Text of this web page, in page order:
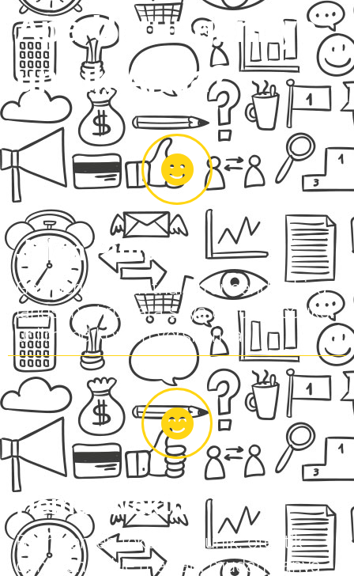
Apa Untungannya
untuk Anda?
Jalan Pintas
Gak perlu capek trial error sendiri, bisa
langsung tiru cara saya untuk produksi
unlimited konten versi Anda
Hemat Waktu
Bikin konten teks yang unik, otentik
dan high value menjadi mudah hanya